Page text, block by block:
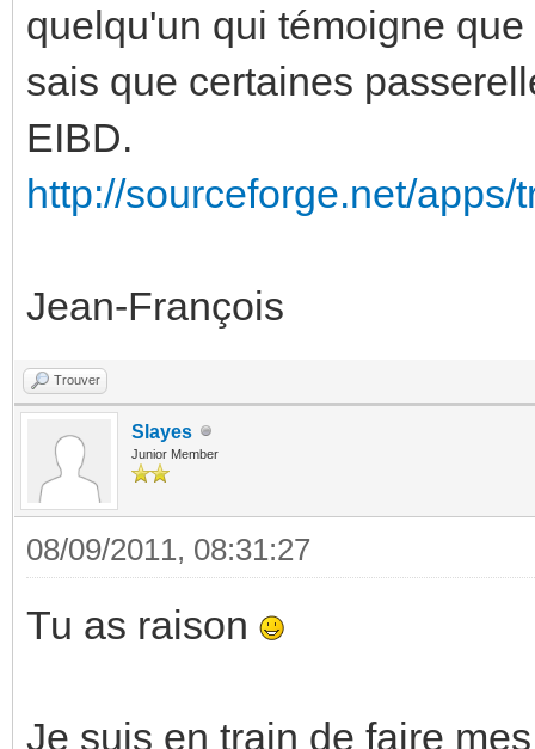
quelqu'un qui témoigne
sais que certaines
EIBD.
http://sourceforge.net/
Jean-François
Trouver
Slayes
Junior Member
08/09/2011, 08:31:27
Tu as raison
Je suis en train de faire